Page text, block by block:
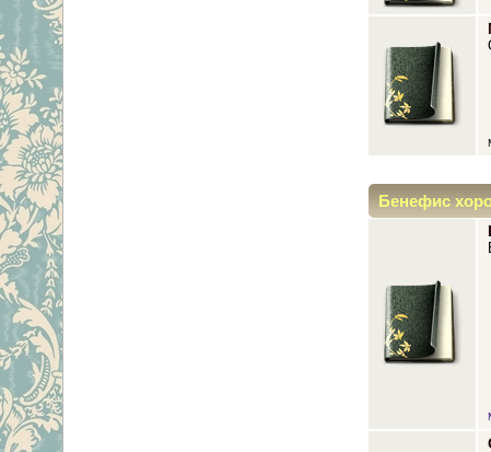
Бенефис